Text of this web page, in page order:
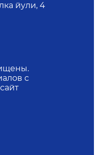
йули, 4
с